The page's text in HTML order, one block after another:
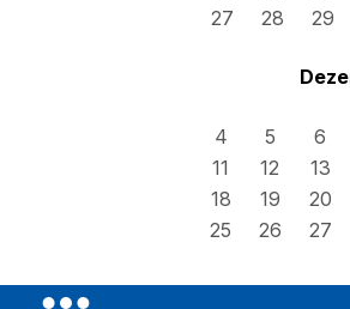
27
28 29
4
5 6
11
12 13
18
19 20
25
26 27